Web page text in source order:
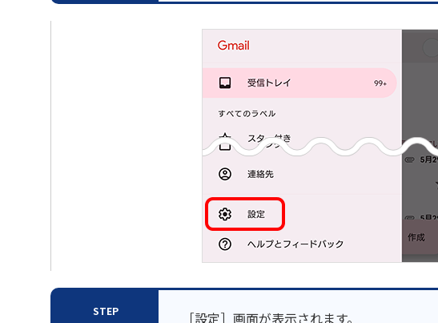
STEP
［設定］画面が表示されます。